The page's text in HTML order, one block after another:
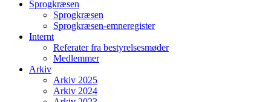
Sprogkræsen
Sprogkræsen
Sprogkræsen-emneregister
Internt
Referater fra bestyrelsesmøder
Medlemmer
Arkiv
Arkiv 2025
Arkiv 2024